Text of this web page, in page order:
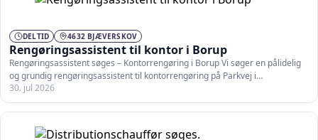
DELTID 4632 BJÆVERSKOV
Rengøringsassistent til kontor i Borup
Rengøringsassistent søges – Kontorrengøring i Borup Vi søger en pålidelig
og grundig rengøringsassistent til kontorrengøring på Parkvej i…
30. jul 2026